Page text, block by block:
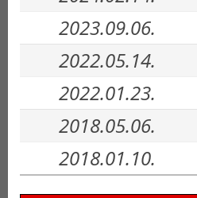
2023.09.06.
2022.05.14.
2022.01.23.
2018.05.06.
2018.01.10.